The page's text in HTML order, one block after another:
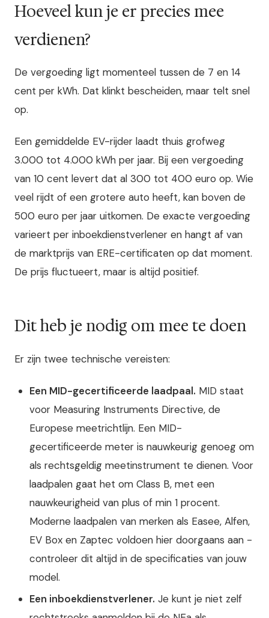
Hoeveel kun je er precies mee
verdienen?
De vergoeding ligt momenteel tussen de 7 en 14
cent per kWh. Dat klinkt bescheiden, maar telt snel
op.
Een gemiddelde EV-rijder laadt thuis grofweg
3.000 tot 4.000 kWh per jaar. Bij een vergoeding
van 10 cent levert dat al 300 tot 400 euro op. Wie
veel rijdt of een grotere auto heeft, kan boven de
500 euro per jaar uitkomen. De exacte vergoeding
varieert per inboekdienstverlener en hangt af van
de marktprijs van ERE-certificaten op dat moment.
De prijs fluctueert, maar is altijd positief.
Dit heb je nodig om mee te doen
Er zijn twee technische vereisten:
Een MID-gecertificeerde laadpaal. MID staat
voor Measuring Instruments Directive, de
Europese meetrichtlijn. Een MID-
gecertificeerde meter is nauwkeurig genoeg om
als rechtsgeldig meetinstrument te dienen. Voor
laadpalen gaat het om Class B, met een
nauwkeurigheid van plus of min 1 procent.
Moderne laadpalen van merken als Easee, Alfen,
EV Box en Zaptec voldoen hier doorgaans aan -
controleer dit altijd in de specificaties van jouw
model.
Een inboekdienstverlener. Je kunt je niet zelf